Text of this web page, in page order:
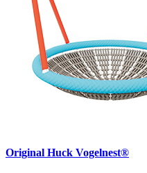
Original Huck Vogelnest®